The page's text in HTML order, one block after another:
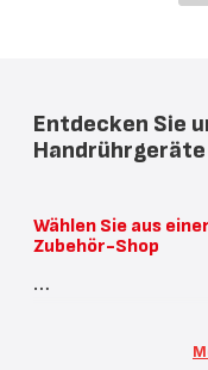
Entdecken Sie
Handrührgeräte
Wählen Sie aus
Zubehör-Shop